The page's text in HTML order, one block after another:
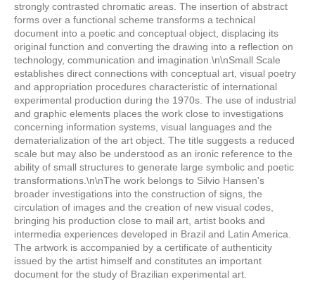
strongly contrasted chromatic areas. The insertion of abstract
forms over a functional scheme transforms a technical
document into a poetic and conceptual object, displacing its
original function and converting the drawing into a reflection on
technology, communication and imagination.\n\nSmall Scale
establishes direct connections with conceptual art, visual poetry
and appropriation procedures characteristic of international
experimental production during the 1970s. The use of industrial
and graphic elements places the work close to investigations
concerning information systems, visual languages and the
dematerialization of the art object. The title suggests a reduced
scale but may also be understood as an ironic reference to the
ability of small structures to generate large symbolic and poetic
transformations.\n\nThe work belongs to Silvio Hansen's
broader investigations into the construction of signs, the
circulation of images and the creation of new visual codes,
bringing his production close to mail art, artist books and
intermedia experiences developed in Brazil and Latin America.
The artwork is accompanied by a certificate of authenticity
issued by the artist himself and constitutes an important
document for the study of Brazilian experimental art.